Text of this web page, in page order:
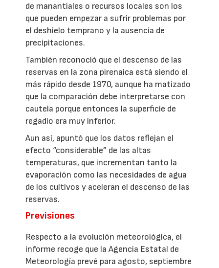
de manantiales o recursos locales son los
que pueden empezar a sufrir problemas por
el deshielo temprano y la ausencia de
precipitaciones.
También reconoció que el descenso de las
reservas en la zona pirenaica está siendo el
más rápido desde 1970, aunque ha matizado
que la comparación debe interpretarse con
cautela porque entonces la superficie de
regadío era muy inferior.
Aun así, apuntó que los datos reflejan el
efecto “considerable” de las altas
temperaturas, que incrementan tanto la
evaporación como las necesidades de agua
de los cultivos y aceleran el descenso de las
reservas.
Previsiones
Respecto a la evolución meteorológica, el
informe recoge que la Agencia Estatal de
Meteorología prevé para agosto, septiembre